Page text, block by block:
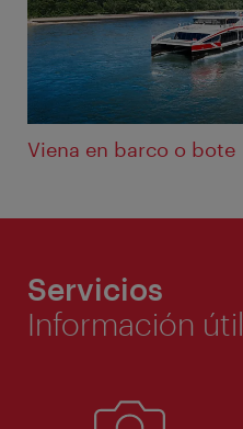
Viena en barco o bote
Servicios
Información útil